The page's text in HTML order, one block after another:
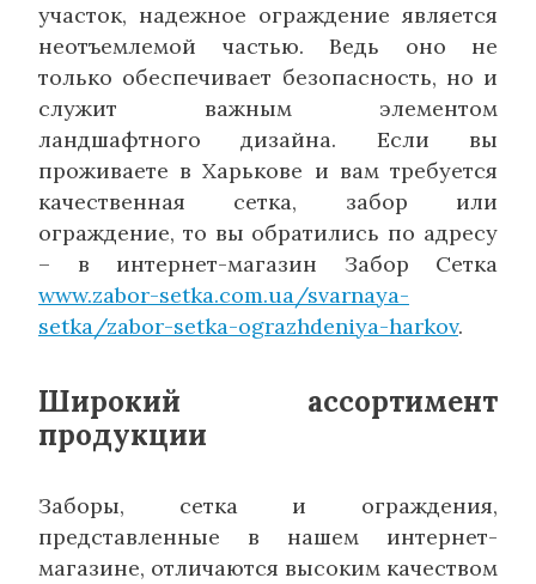
участок, надежное ограждение является
неотъемлемой частью. Ведь оно не
только обеспечивает безопасность, но и
служит важным элементом
ландшафтного дизайна. Если вы
проживаете в Харькове и вам требуется
качественная сетка, забор или
ограждение, то вы обратились по адресу
– в интернет-магазин Забор Сетка
www.zabor-setka.com.ua/svarnaya-
setka/zabor-setka-ograzhdeniya-harkov.
Широкий ассортимент
продукции
Заборы, сетка и ограждения,
представленные в нашем интернет-
магазине, отличаются высоким качеством